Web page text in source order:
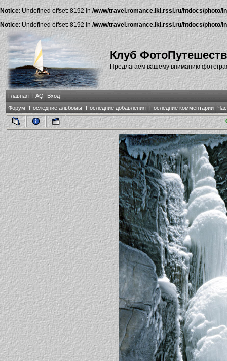
Notice: Undefined offset: 8192 in /www/travel.romance.iki.rssi.ru/htdocs/photo/
Notice: Undefined offset: 8192 in/www/travel.romance.iki.rssi.ru/htdocs/photo/
Клуб
Предлагаем вашему вниманию
Главная FAQ
Вход
Форум
Последние альбомы Последние добавления Последние комментарии